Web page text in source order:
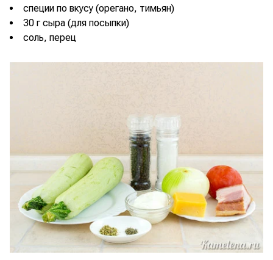
специи по вкусу (орегано, тимьян)
30 г сыра (для посыпки)
соль, перец